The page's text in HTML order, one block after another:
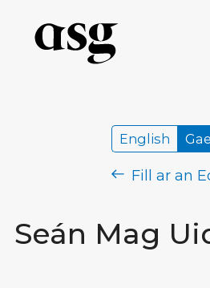
Seán Mag
English
Fill ar an